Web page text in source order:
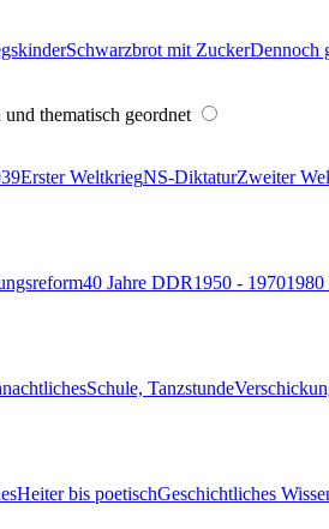
Schwarzbrot mit ZuckerDennoch
thematisch geordnet
Erster WeltkriegNS-DiktaturZweiter
40 Jahre DDR1950 - 19701980
Schule, Tanzstunde
Heiter bis poetischGeschichtliches